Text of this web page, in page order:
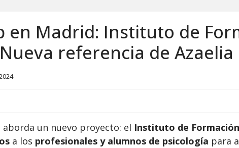
en Madrid: Instituto de
referencia de Azaelia
un nuevo proyecto: el Instituto de
a los profesionales y alumnos de psicología para